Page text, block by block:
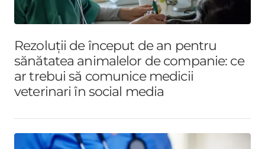
Rezoluții de început de an pentru
sănătatea animalelor de companie: ce
ar trebui să comunice medicii
veterinari în social media